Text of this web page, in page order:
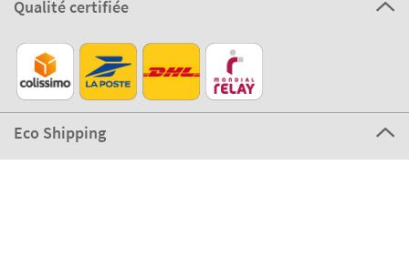
Eco Shipping
Conditions générales